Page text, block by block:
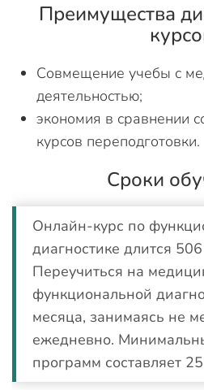
Преимущества
Совмещение учебы с
деятельностью;
экономия в сравнении
курсов переподготовки.
Сроки
Онлайн-курс по
диагностике длится
Переучиться на
функциональной
месяца, занимаясь не
ежедневно.
программ составляет